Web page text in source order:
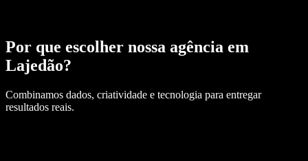
Por que escolher nossa agência em
Lajedão?
Combinamos dados, criatividade e tecnologia para entregar
resultados reais.